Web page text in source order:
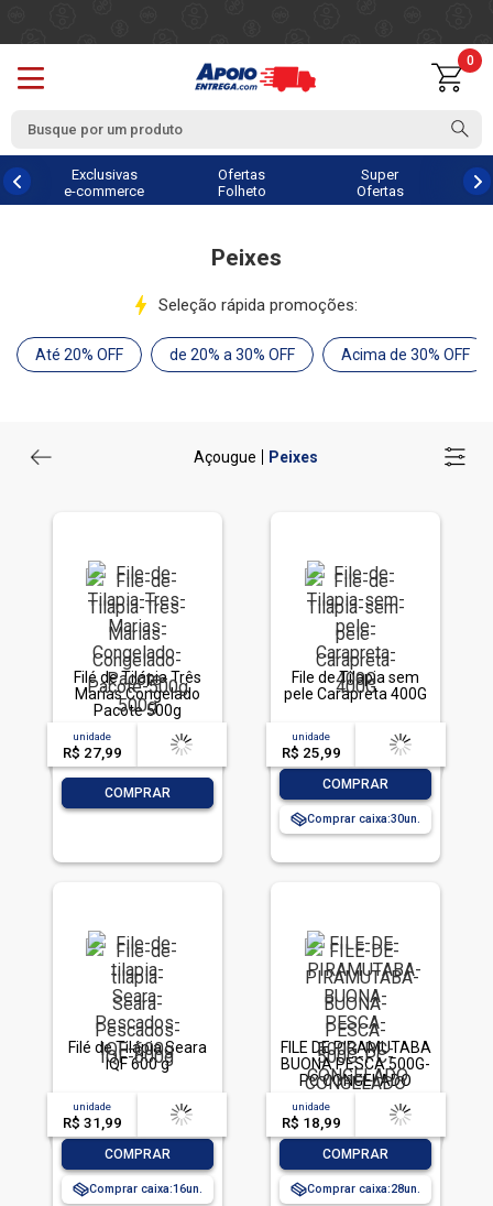
0
Exclusivas
e-commerce
Ofertas
Folheto
Super
Ofertas
Peixes
Seleção rápida promoções:
Até 20% OFF de 20% a 30% OFF Acima de 30% OFF
Açougue Peixes
Filé de Tilápia Três
Marias Congelado
Pacote 500g
unidade
R$ 27,99
acima de
-- --,--un.
COMPRAR
File de Tilapia sem
pele Carapreta 400G
unidade
R$ 25,99
acima de
-- --,--un.
COMPRAR
Comprar caixa:30
Filé de Tilápia Seara
IQF 600 g
unidade
R$ 31,99
acima de
-- --,--un.
COMPRAR
Comprar caixa:16
FILE DE PIRAMUTABA
BUONA PESCA 500G-
PC CONGELADO
unidade
R$ 18,99
acima de
-- --,--un.
COMPRAR
Comprar caixa:28